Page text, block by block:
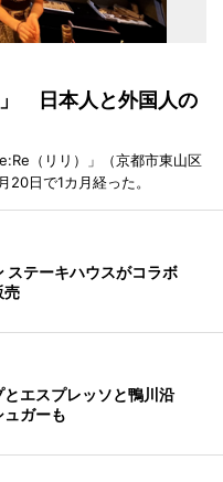
日本人と外国人の
（リリ）」（京都市東山区
20日で1カ月経った。
ステーキハウスがコラボ
売
エスプレッソと鴨川沿
ガーも